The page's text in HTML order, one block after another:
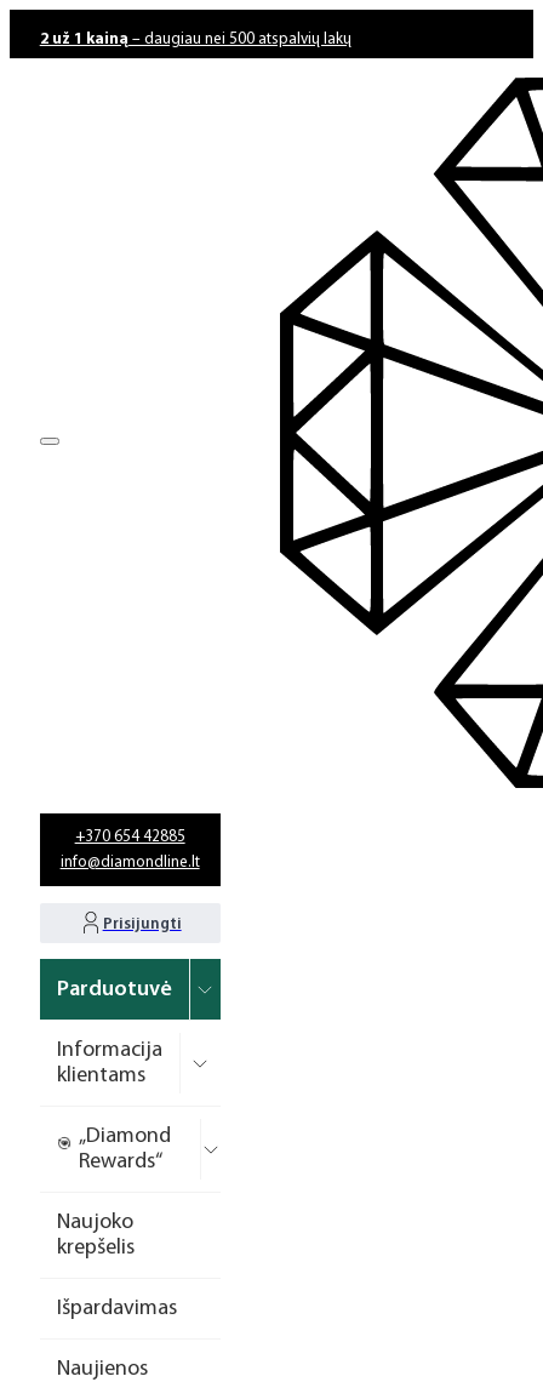
2 už 1 kainą – daugiau nei 500 atspalvių lakų
+370 654 42885
info@diamondline.lt
Prisijungti
Parduotuvė
Informacija
klientams
„Diamond
Rewards“
Naujoko
krepšelis
Išpardavimas
Naujienos